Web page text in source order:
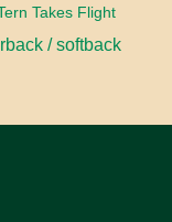
Takes Flight
/ softback